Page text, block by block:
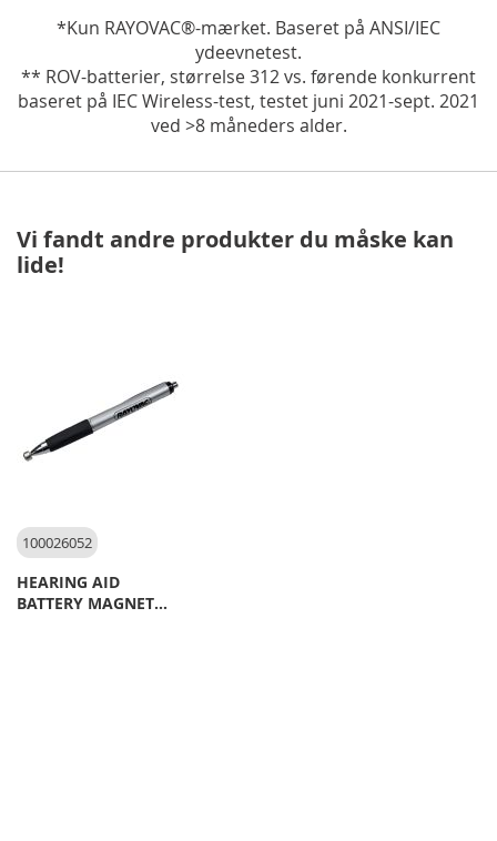
*Kun RAYOVAC®-mærket. Baseret på ANSI/IEC
ydeevnetest.
** ROV-batterier, størrelse 312 vs. førende konkurrent
baseret på IEC Wireless-test, testet juni 2021-sept. 2021
ved >8 måneders alder.
Vi fandt andre produkter du måske kan
lide!
100026052
HEARING AID
BATTERY MAGNET